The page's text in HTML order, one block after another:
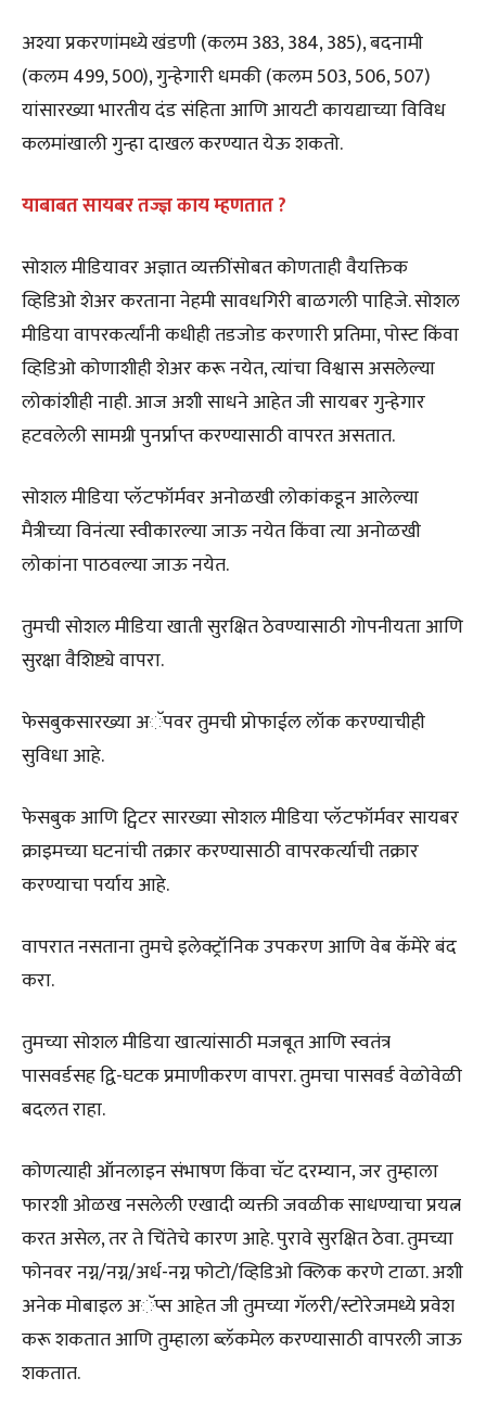
अश्या प्रकरणांमध्ये खंडणी (कलम 383, 384, 385), बदनामी
(कलम 499, 500), गुन्हेगारी धमकी (कलम 503, 506, 507)
यांसारख्या भारतीय दंड संहिता आणि आयटी कायद्याच्या विविध
कलमांखाली गुन्हा दाखल करण्यात येऊ शकतो.
याबाबत सायबर तज्ज्ञ काय म्हणतात ?
सोशल मीडियावर अज्ञात व्यक्तींसोबत कोणताही वैयक्तिक
व्हिडिओ शेअर करताना नेहमी सावधगिरी बाळगली पाहिजे. सोशल
मीडिया वापरकर्त्यांनी कधीही तडजोड करणारी प्रतिमा, पोस्ट किंवा
व्हिडिओ कोणाशीही शेअर करू नयेत, त्यांचा विश्वास असलेल्या
लोकांशीही नाही. आज अशी साधने आहेत जी सायबर गुन्हेगार
हटवलेली सामग्री पुनर्प्राप्त करण्यासाठी वापरत असतात.
सोशल मीडिया प्लॅटफॉर्मवर अनोळखी लोकांकडून आलेल्या
मैत्रीच्या विनंत्या स्वीकारल्या जाऊ नयेत किंवा त्या अनोळखी
लोकांना पाठवल्या जाऊ नयेत.
तुमची सोशल मीडिया खाती सुरक्षित ठेवण्यासाठी गोपनीयता आणि
सुरक्षा वैशिष्ट्ये वापरा.
फेसबुकसारख्या अॅपवर तुमची प्रोफाईल लॉक करण्याचीही
सुविधा आहे.
फेसबुक आणि ट्विटर सारख्या सोशल मीडिया प्लॅटफॉर्मवर सायबर
क्राइमच्या घटनांची तक्रार करण्यासाठी वापरकर्त्याची तक्रार
करण्याचा पर्याय आहे.
वापरात नसताना तुमचे इलेक्ट्रॉनिक उपकरण आणि वेब कॅमेरे बंद
करा.
तुमच्या सोशल मीडिया खात्यांसाठी मजबूत आणि स्वतंत्र
पासवर्डसह द्वि-घटक प्रमाणीकरण वापरा. तुमचा पासवर्ड वेळोवेळी
बदलत राहा.
कोणत्याही ऑनलाइन संभाषण किंवा चॅट दरम्यान, जर तुम्हाला
फारशी ओळख नसलेली एखादी व्यक्ती जवळीक साधण्याचा प्रयत्न
करत असेल, तर ते चिंतेचे कारण आहे. पुरावे सुरक्षित ठेवा. तुमच्या
फोनवर नग्न/नग्न/अर्ध-नग्न फोटो/व्हिडिओ क्लिक करणे टाळा. अशी
अनेक मोबाइल अॅप्स आहेत जी तुमच्या गॅलरी/स्टोरेजमध्ये प्रवेश
करू शकतात आणि तुम्हाला ब्लॅकमेल करण्यासाठी वापरली जाऊ
शकतात.